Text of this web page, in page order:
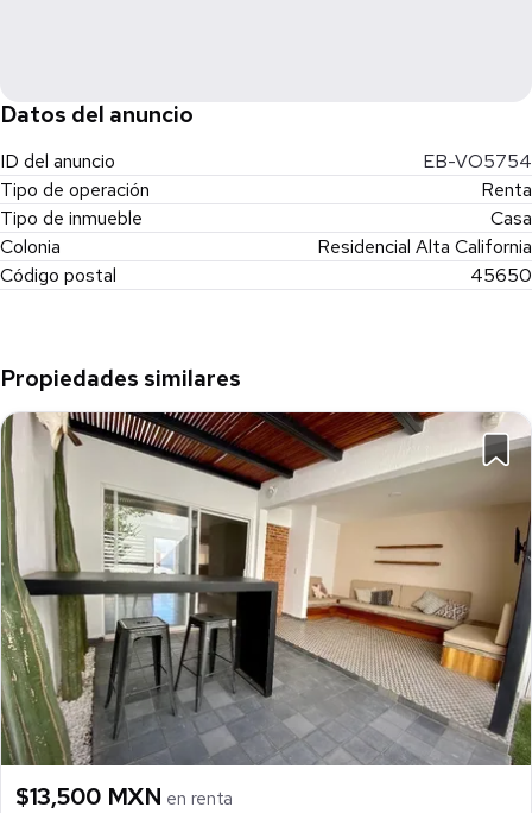
Datos del anuncio
ID del anuncio
EB-VO5754
Tipo de operación
Renta
Tipo de inmueble
Casa
Colonia
Residencial Alta California
Código postal
45650
Propiedades similares
$13,500 MXN en renta